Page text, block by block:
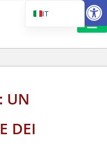
UN
DEI
IT
EN